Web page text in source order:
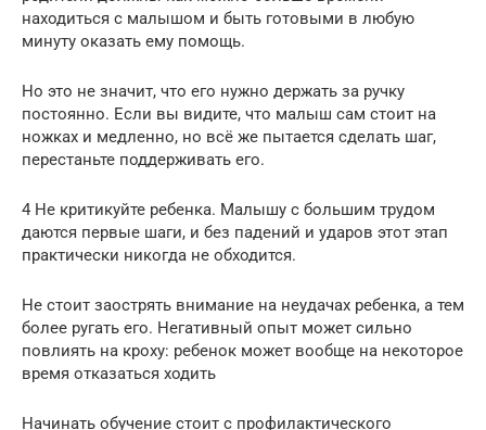
находиться с малышом и быть готовыми в любую
минуту оказать ему помощь.
Но это не значит, что его нужно держать за ручку
постоянно. Если вы видите, что малыш сам стоит на
ножках и медленно, но всё же пытается сделать шаг,
перестаньте поддерживать его.
4 Не критикуйте ребенка. Малышу с большим трудом
даются первые шаги, и без падений и ударов этот этап
практически никогда не обходится.
Не стоит заострять внимание на неудачах ребенка, а тем
более ругать его. Негативный опыт может сильно
повлиять на кроху: ребенок может вообще на некоторое
время отказаться ходить
Начинать обучение стоит с профилактического